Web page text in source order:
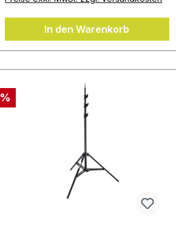
In den Warenkorb
%